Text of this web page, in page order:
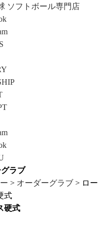
ラブ
> オーダーグラブ> ロー
式
硬式